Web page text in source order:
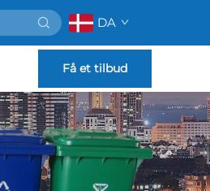
DA
Få et tilbud